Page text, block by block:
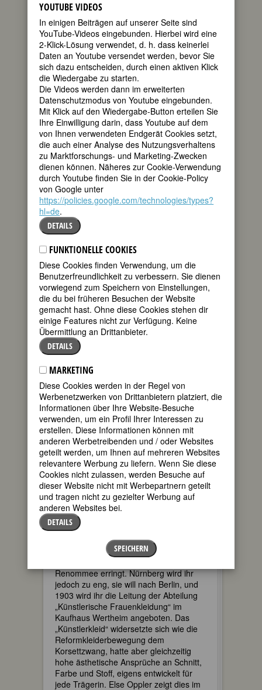
(wikimedia commons)
deutsche
Bühnenbildnerin und
Kunsthandwerkerin, Designerin
150. Geburtstag am 21. Februar 2025
Biografie•Literatur & Quellen
BIOGRAFIE
teilen
tweet
mail
Schon als junges
Mädchen empörte
sich Else Oppler,
dass
künstlerisches
Arbeiten von
Frauen unter dem
Gesichtspunkt des „Zeitvertreibs“
betrachtet wurde und nicht als
Möglichkeit professionell zu arbeiten
und damit eigenes Einkommen zu
erzielen. Eine wichtige Inspiration für sie
war die 17. Generalversammlung des
Allgemeinen Deutschen Frauenvereins
(ADF) 1893 in Nürnberg, die zur
Gründung des Vereins Frauenwohl
führte, in dem sie einige Jahre später
ihre ersten beruflichen Erfolge in den
neugeschaffenen Künstlerischen
Werkstätten feiern konnte.
Ein Studium war Frauen ihrer
Generation noch nicht möglich, aber sie
setzte durch, dass sie in München in
dem „Atelier für Damen“ von Maximilian
Dasio eine fundierte künstlerische
Ausbildung erhielt. Aquarellmalen hatte
sie schon in Nürnberg studiert; nun
machte sie sich mit der organischen
Darstellung von Pflanzen vertraut,
fertigte grafische Arbeiten an, lernte
Radieren, Schnitzen, Lithographieren,
Möbelbauen, stickte aber auch und
entwarf Ballkleider. Zum ersten Mal,
schreibt sie ihrer Freundin Mimi Cohen
(1), hadere sie nicht mehr damit, „nur“
eine Frau zu sein. (2)
Am 1. Oktober 1901 übernimmt Else
Oppler die Leitung der Künstlerischen
Renommee erringt. Nürnberg wird ihr
jedoch zu eng, sie will nach Berlin, und
1903 wird ihr die Leitung der Abteilung
„Künstlerische Frauenkleidung“ im
Kaufhaus Wertheim angeboten. Das
„Künstlerkleid“ widersetzte sich wie die
Reformkleiderbewegung dem
Korsettzwang, hatte aber gleichzeitig
hohe ästhetische Ansprüche an Schnitt,
Farbe und Stoff, eigens entwickelt für
jede Trägerin. Else Oppler zeigt dies im
YOUTUBE VIDEOS
In einigen Beiträgen auf unserer Seite sind
YouTube-Videos eingebunden. Hierbei wird eine
2-Klick-Lösung verwendet, d. h. dass keinerlei
Daten an Youtube versendet werden, bevor Sie
sich dazu entscheiden, durch einen aktiven Klick
die Wiedergabe zu starten.
Die Videos werden dann im erweiterten
Datenschutzmodus von Youtube eingebunden.
Mit Klick auf den Wiedergabe-Button erteilen Sie
Ihre Einwilligung darin, dass Youtube auf dem
von Ihnen verwendeten Endgerät Cookies setzt,
die auch einer Analyse des Nutzungsverhaltens
zu Marktforschungs- und Marketing-Zwecken
dienen können. Näheres zur Cookie-Verwendung
durch Youtube finden Sie in der Cookie-Policy
von Google unter
https://policies.google.com/technologies/types?
hl=de.
DETAILS
FUNKTIONELLE COOKIES
Diese Cookies finden Verwendung, um die
Benutzerfreundlichkeit zu verbessern. Sie dienen
vorwiegend zum Speichern von Einstellungen,
die du bei früheren Besuchen der Website
gemacht hast. Ohne diese Cookies stehen dir
einige Features nicht zur Verfügung. Keine
Übermittlung an Drittanbieter.
DETAILS
MARKETING
Diese Cookies werden in der Regel von
Werbenetzwerken von Drittanbietern platziert, die
Informationen über Ihre Website-Besuche
verwenden, um ein Profil Ihrer Interessen zu
erstellen. Diese Informationen können mit
anderen Werbetreibenden und / oder Websites
geteilt werden, um Ihnen auf mehreren Websites
relevantere Werbung zu liefern. Wenn Sie diese
Cookies nicht zulassen, werden Besuche auf
dieser Website nicht mit Werbepartnern geteilt
und tragen nicht zu gezielter Werbung auf
anderen Websites bei.
DETAILS
SPEICHERN